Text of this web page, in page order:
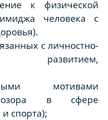
к физической
человека с
с личностно-
развитием,
мотивами
в сфере
спорта);